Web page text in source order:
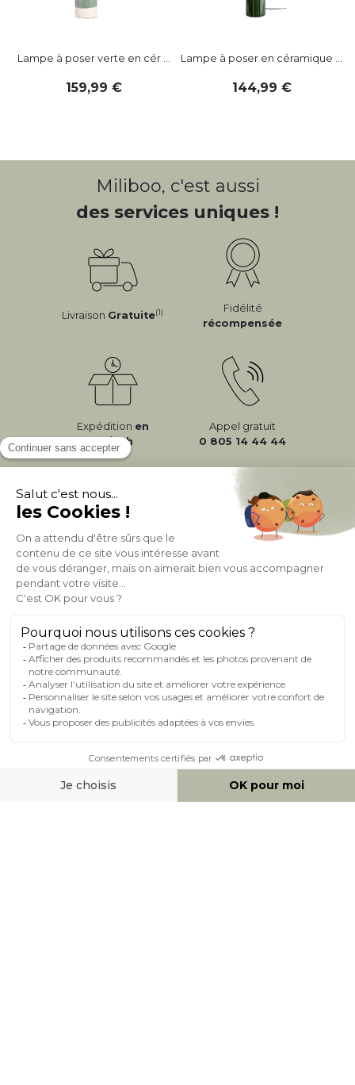
Lampe à poser verte en cér ...
159,99
Lampe à poser en céramique ...
144,99
Miliboo, c'est aussi
des services uniques !
Livraison Gratuite(1)
Fidélité
récompensée
Expédition en
24/72h
Appel gratuit
0 805 14 44 44
À PROPOS DE MILIBOO
AIDE & CONTACT